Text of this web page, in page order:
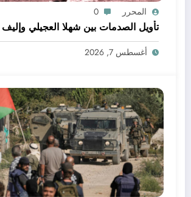
المحرر 0
تأويل الصدمات بين شهلا العجيلي
أغسطس 7, 2026